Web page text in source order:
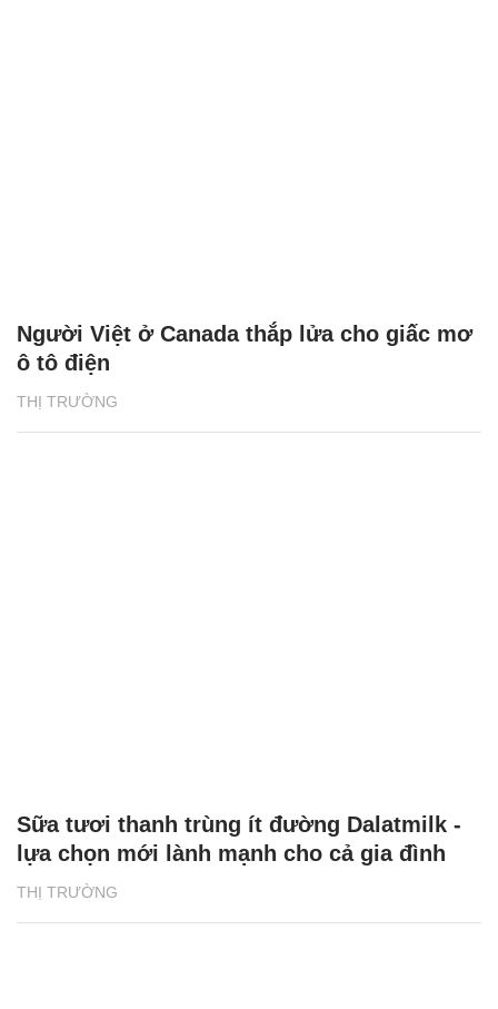
THỊ TRƯỜNG
Người Việt ở Canada thắp lửa cho giấc mơ
ô tô điện
THỊ TRƯỜNG
Sữa tươi thanh trùng ít đường Dalatmilk -
lựa chọn mới lành mạnh cho cả gia đình